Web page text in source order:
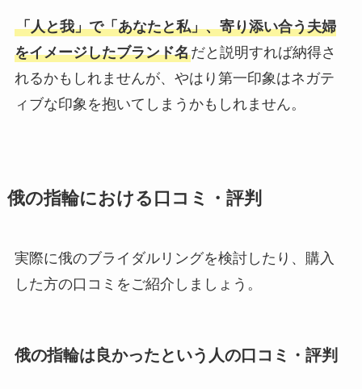
「人と我」で「あなたと私」、寄り添い合う夫婦
をイメージしたブランド名だと説明すれば納得さ
れるかもしれませんが、やはり第一印象はネガテ
ィブな印象を抱いてしまうかもしれません。
俄の指輪における口コミ・評判
実際に俄のブライダルリングを検討したり、購入
した方の口コミをご紹介しましょう。
俄の指輪は良かったという人の口コミ・評判